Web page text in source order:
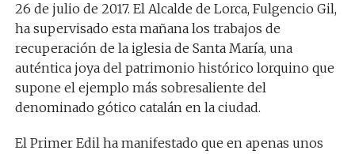
26 de julio de 2017. El Alcalde de Lorca, Fulgencio Gil,
ha supervisado esta mañana los trabajos de
recuperación de la iglesia de Santa María, una
auténtica joya del patrimonio histórico lorquino que
supone el ejemplo más sobresaliente del
denominado gótico catalán en la ciudad.
El Primer Edil ha manifestado que en apenas unos